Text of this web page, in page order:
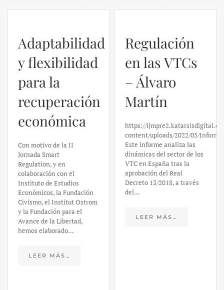
Regulación
en las VTCs
– Álvaro
Martín
https://ijmpre2.katarsisdigital.com/wp-
content/uploads/2022/05/Informe_sobre_las_VTC.pdf
Este informe analiza las
dinámicas del sector de los
VTC en España tras la
aprobación del Real
Decreto 13/2018, a través
del…
LEER MÁS…
El caso de
Silicon
Valley Bank:
un análisis
financiero –
Daniel
Fernández